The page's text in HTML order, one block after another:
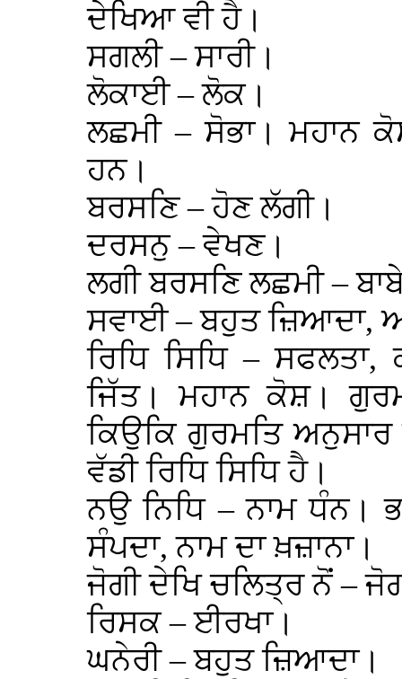
ਦੇਖਿਆ ਵੀ ਹੈ।
ਸਗਲੀ – ਸਾਰੀ।
ਲੋਕਾਈ – ਲੋਕ।
ਲਛਮੀ – ਸੋਭਾ। ਮਹਾਨ
ਹਨ।
ਬਰਸਣਿ – ਹੋਣ ਲੱਗੀ।
ਦਰਸਨੁ – ਵੇਖਣ।
ਲਗੀ ਬਰਸਣਿ ਲਛਮੀ –
ਸਵਾਈ – ਬਹੁਤ ਜ਼ਿਆਦਾ,
ਰਿਧਿ ਸਿਧਿ – ਸਫਲਤਾ,
ਜਿੱਤ। ਮਹਾਨ ਕੋਸ਼।
ਕਿਉਕਿ ਗੁਰਮਤਿ
ਵੱਡੀ ਰਿਧਿ ਸਿਧਿ ਹੈ।
ਨਉ ਨਿਧਿ – ਨਾਮ ਧੰਨ।
ਸੰਪਦਾ, ਨਾਮ ਦਾ ਖ਼ਜ਼ਾਨਾ।
ਜੋਗੀ ਦੇਖਿ ਚਲਿਤ੍ਰ ਨੋਂ –
ਰਿਸਕ – ਈਰਖਾ।
ਘਨੇਰੀ – ਬਹੁਤ ਜ਼ਿਆਦਾ।